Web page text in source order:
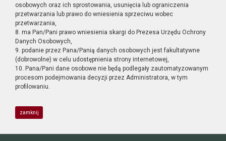
osobowych oraz ich sprostowania, usunięcia lub ograniczenia
przetwarzania lub prawo do wniesienia sprzeciwu wobec
przetwarzania,
8. ma Pan/Pani prawo wniesienia skargi do Prezesa Urzędu Ochrony
Danych Osobowych,
9. podanie przez Pana/Panią danych osobowych jest fakultatywne
(dobrowolne) w celu udostępnienia strony internetowej,
10. Pana/Pani dane osobowe nie będą podlegały zautomatyzowanym
procesom podejmowania decyzji przez Administratora, w tym
profilowaniu.
zamknij